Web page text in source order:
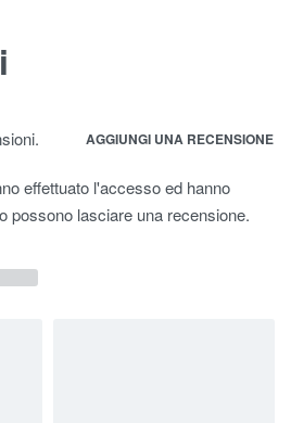
AGGIUNGI UNA RECENSIONE
effettuato l'accesso ed hanno
possono lasciare una recensione.